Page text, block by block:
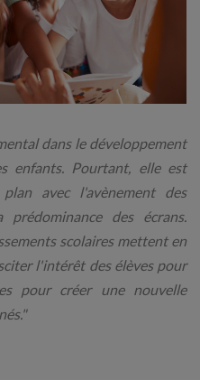
dans le développement
enfants. Pourtant, elle est
avec l'avènement des
des écrans.
scolaires mettent en
l'intérêt des élèves pour
pour créer une nouvelle